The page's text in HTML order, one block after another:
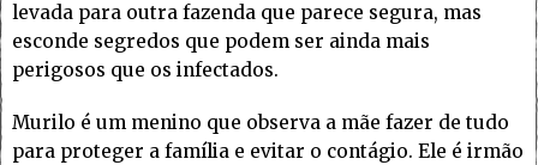
levada para outra fazenda que parece segura, mas
esconde segredos que podem ser ainda mais
perigosos que os infectados.
Murilo é um menino que observa a mãe fazer de tudo
para proteger a família e evitar o contágio. Ele é irmão